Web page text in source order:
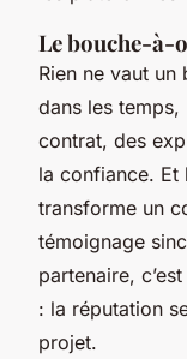
Le bouche-à-
Rien ne vaut
dans les
contrat, des
la confiance. Et
transforme un
témoignage
partenaire,
: la réputation
projet.